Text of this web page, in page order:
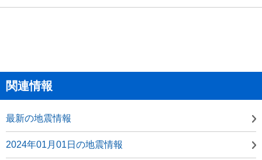
関連情報
最新の地震情報
2024年01月01日の地震情報